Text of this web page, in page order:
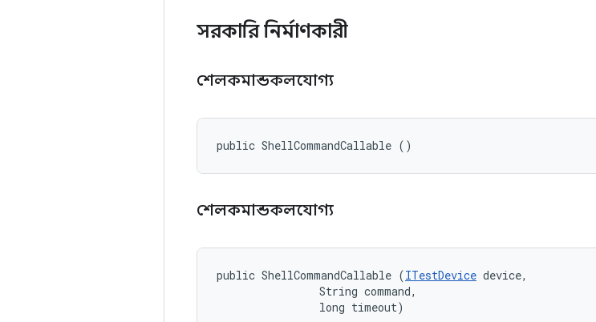
সরকারি নির্মাণকারী
শেলকমান্ডকলযোগ্য
public ShellCommandCallable ()
শেলকমান্ডকলযোগ্য
public ShellCommandCallable (ITestDevice device,
                String command,
                long timeout)